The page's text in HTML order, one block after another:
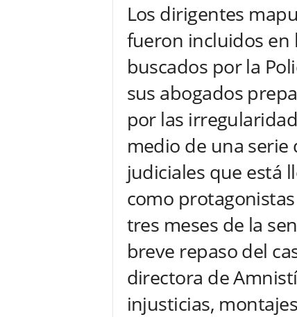
Los dirigentes
fueron incluidos en
buscados por la
sus abogados
por las
medio de una
judiciales que está
como
tres meses de la
breve repaso del
directora de
injusticias,